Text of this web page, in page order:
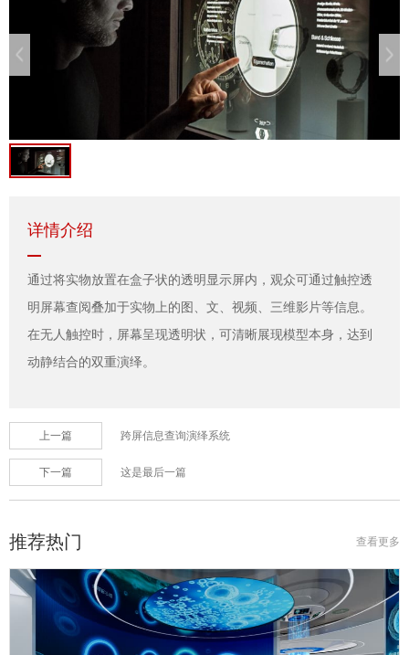
详情介绍
通过将实物放置在盒子状的透明显示屏内，观众可通过触控透
明屏幕查阅叠加于实物上的图、文、视频、三维影片等信息。
在无人触控时，屏幕呈现透明状，可清晰展现模型本身，达到
动静结合的双重演绎。
上一篇 跨屏信息查询演绎系统
下一篇 这是最后一篇
推荐热门 查看更多